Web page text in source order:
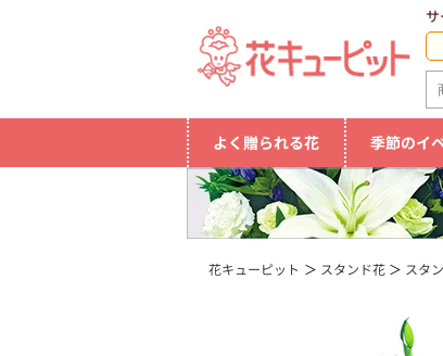
サ
よく贈られる花 季節のイ
花キューピット スタンド花 スタ